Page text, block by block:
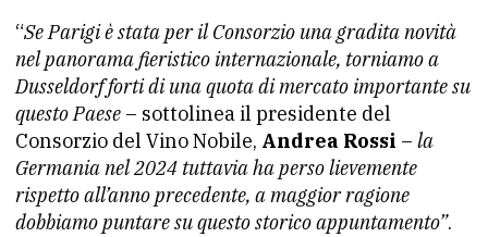
“Se Parigi è stata per il Consorzio una gradita novità
nel panorama fieristico internazionale, torniamo a
Dusseldorf forti di una quota di mercato importante su
questo Paese – sottolinea il presidente del
Consorzio del Vino Nobile, Andrea Rossi – la
Germania nel 2024 tuttavia ha perso lievemente
rispetto all’anno precedente, a maggior ragione
dobbiamo puntare su questo storico appuntamento”.